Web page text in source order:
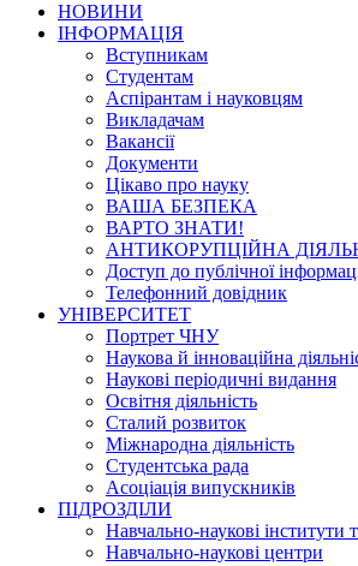
НОВИНИ
ІНФОРМАЦІЯ
Вступникам
Студентам
Аспірантам і науковцям
Викладачам
Вакансії
Документи
Цікаво про науку
ВАША БЕЗПЕКА
ВАРТО ЗНАТИ!
АНТИКОРУПЦІЙНА
Доступ до публічної
Телефонний довідник
УНІВЕРСИТЕТ
Портрет ЧНУ
Наукова й інноваційна
Наукові періодичні видання
Освітня діяльність
Сталий розвиток
Міжнародна діяльність
Студентська рада
Асоціація випускників
ПІДРОЗДІЛИ
Навчально-наукові інститути
Навчально-наукові центри